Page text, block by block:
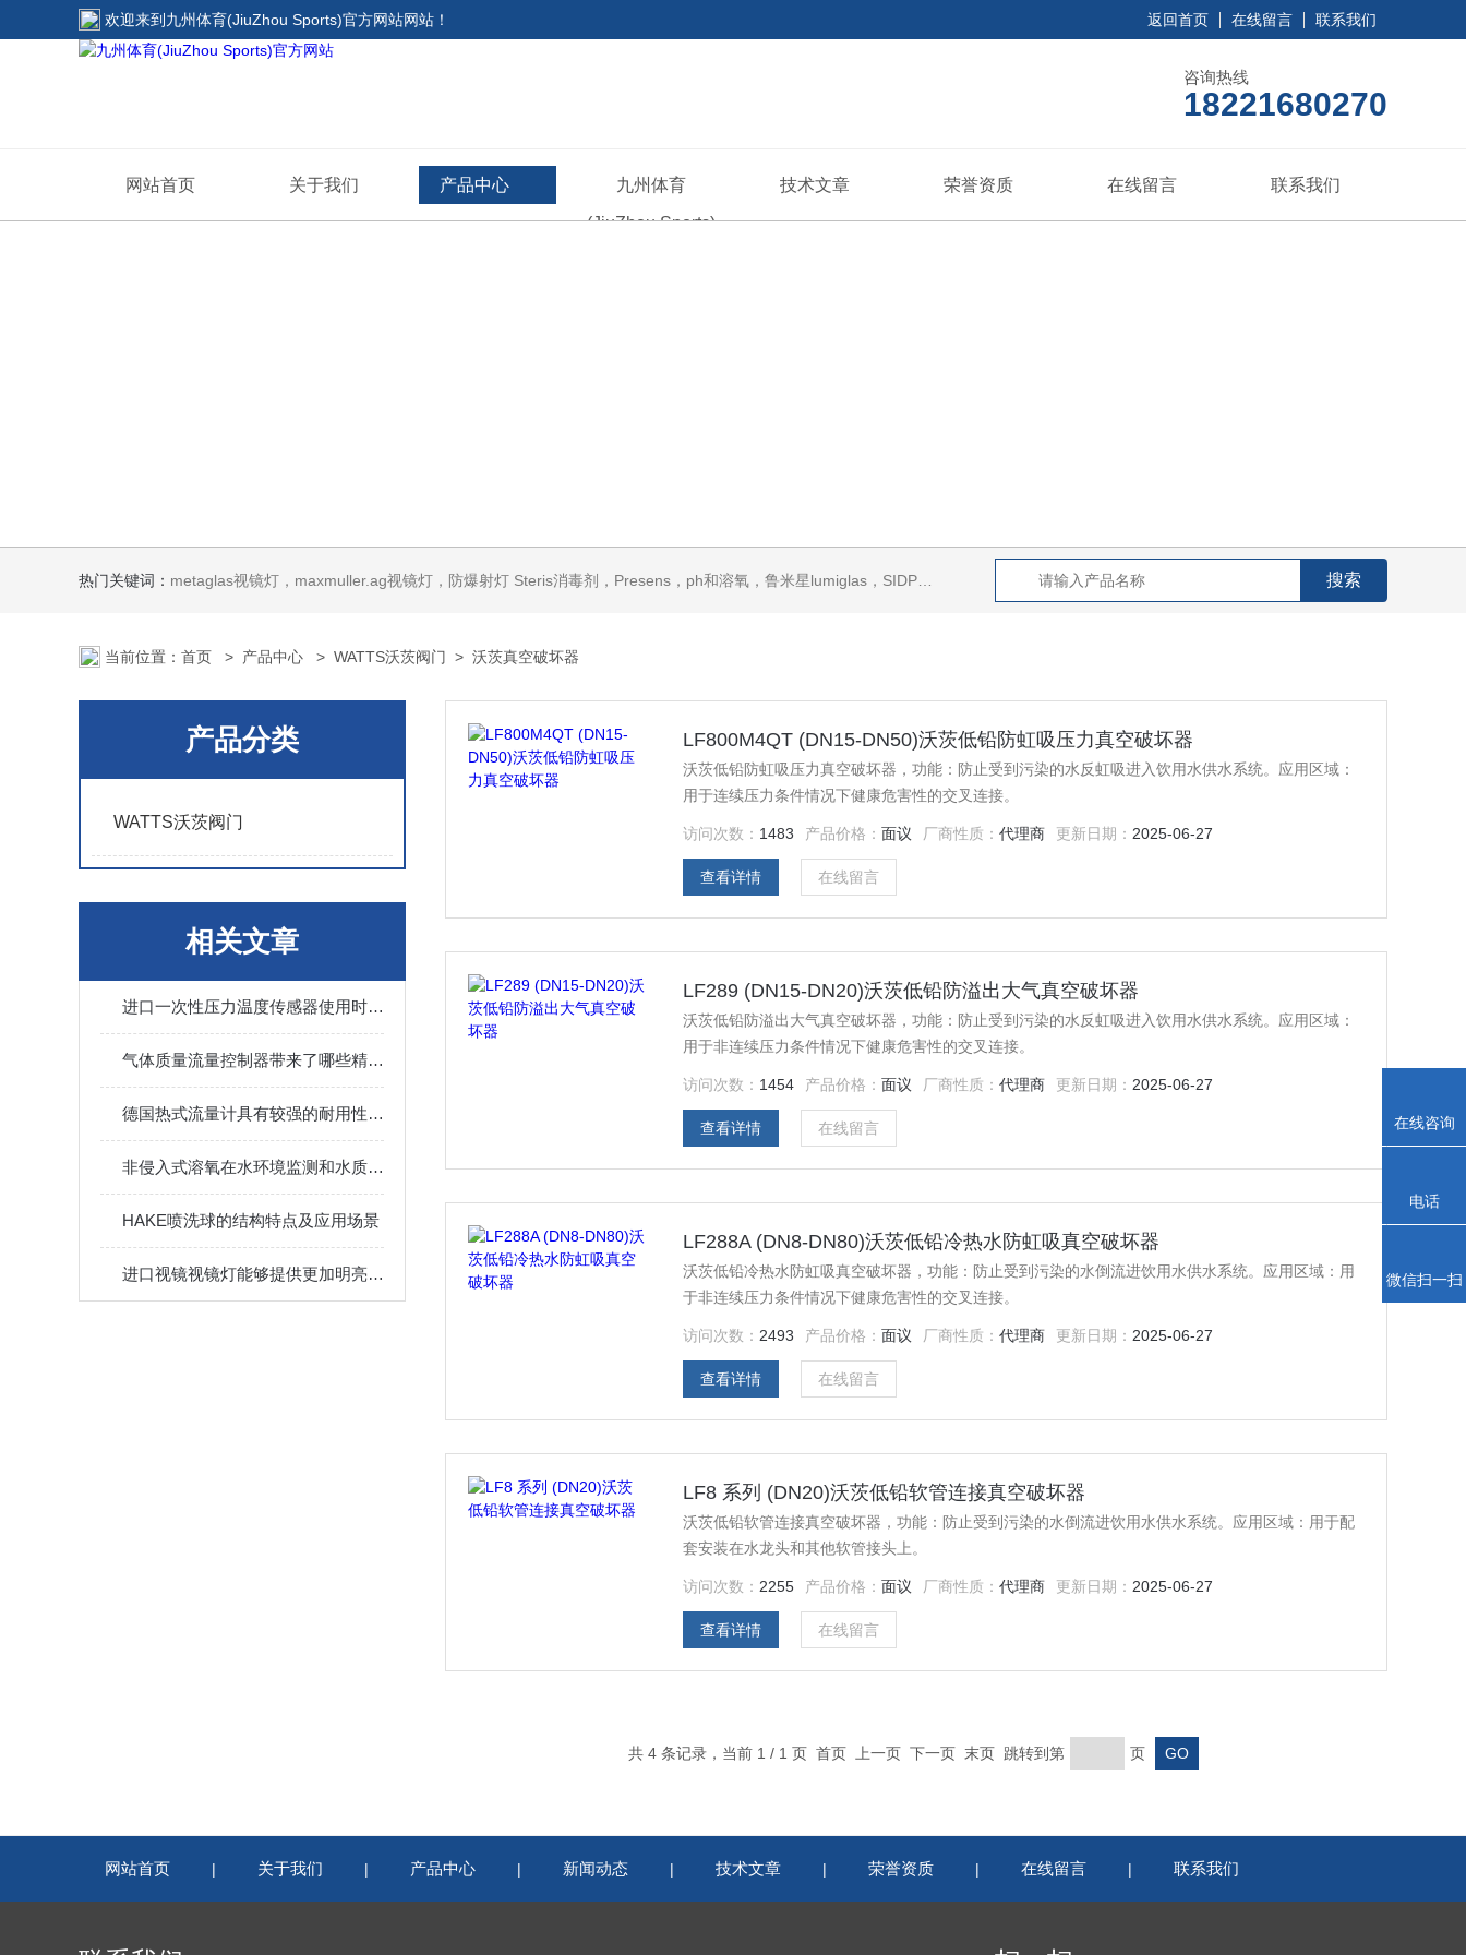
欢迎来到 九州体育(JiuZhou Sports)官方网站网站 ！ 返回首页 在线留言 联系我们
咨询热线
18221680270
网站首页 关于我们 产品中心 九州体育
(JiuZhou Sports)
技术文章 荣誉资质 在线留言 联系我们
热门关键词： metaglas视镜灯，maxmuller.ag视镜灯，防爆射灯 Steris消毒剂，Presens，ph和溶氧，鲁米星lumiglas，SIDPH露点仪，进口气体分析仪
当前位置： 首页 > 产品中心 > WATTS沃茨阀门 > 沃茨真空破坏器
产品分类
WATTS沃茨阀门
相关文章
进口一次性压力温度传感器使用时要考虑以下四大因素
气体质量流量控制器带来了哪些精彩的性能呢？
德国热式流量计具有较强的耐用性和稳定性
非侵入式溶氧在水环境监测和水质评价方面的应用前景
HAKE喷洗球的结构特点及应用场景
进口视镜视镜灯能够提供更加明亮的照明效果
LF800M4QT (DN15-DN50)沃茨低铅防虹吸压力真空破坏器
沃茨低铅防虹吸压力真空破坏器，功能：防止受到污染的水反虹吸进入饮用水供水系统。应用区域：
用于连续压力条件情况下健康危害性的交叉连接。
访问次数： 1483 产品价格：面议 厂商性质：代理商 更新日期： 2025-06-27
查看详情 在线留言
LF289 (DN15-DN20)沃茨低铅防溢出大气真空破坏器
沃茨低铅防溢出大气真空破坏器，功能：防止受到污染的水反虹吸进入饮用水供水系统。应用区域：
用于非连续压力条件情况下健康危害性的交叉连接。
访问次数： 1454 产品价格：面议 厂商性质：代理商 更新日期： 2025-06-27
查看详情 在线留言
LF288A (DN8-DN80)沃茨低铅冷热水防虹吸真空破坏器
沃茨低铅冷热水防虹吸真空破坏器，功能：防止受到污染的水倒流进饮用水供水系统。应用区域：用
于非连续压力条件情况下健康危害性的交叉连接。
访问次数： 2493 产品价格：面议 厂商性质：代理商 更新日期： 2025-06-27
查看详情 在线留言
LF8 系列 (DN20)沃茨低铅软管连接真空破坏器
沃茨低铅软管连接真空破坏器，功能：防止受到污染的水倒流进饮用水供水系统。应用区域：用于配
套安装在水龙头和其他软管接头上。
访问次数： 2255 产品价格：面议 厂商性质：代理商 更新日期： 2025-06-27
查看详情 在线留言
共 4 条记录，当前 1 / 1 页 首页 上一页 下一页 末页 跳转到第 页
网站首页 | 关于我们 | 产品中心 | 新闻动态 | 技术文章 | 荣誉资质 | 在线留言 | 联系我们
在线咨询
电话
微信扫一扫